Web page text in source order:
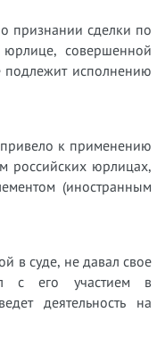
признании сделки по
совершенной
исполнению
к применению
российских юрлицах,
(иностранным
в суде, не давал свое
с его участием в
деятельность на